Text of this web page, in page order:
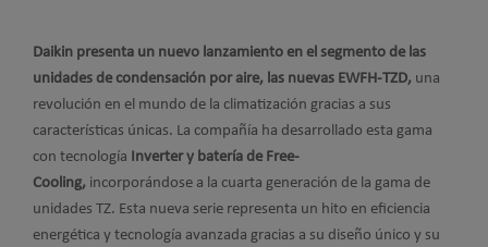
Daikin presenta un nuevo lanzamiento en el segmento de las
unidades de condensación por aire, las nuevas EWFH-TZD, una
revolución en el mundo de la climatización gracias a sus
características únicas. La compañía ha desarrollado esta gama
con tecnología Inverter y batería de Free-
Cooling, incorporándose a la cuarta generación de la gama de
unidades TZ. Esta nueva serie representa un hito en eficiencia
energética y tecnología avanzada gracias a su diseño único y su